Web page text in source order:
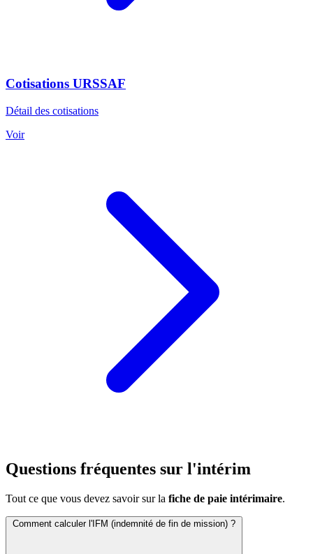
Cotisations URSSAF
Détail des cotisations
Voir
Questions fréquentes sur l'intérim
Tout ce que vous devez savoir sur la fiche de paie intérimaire.
Comment calculer l'IFM (indemnité de fin de mission) ?